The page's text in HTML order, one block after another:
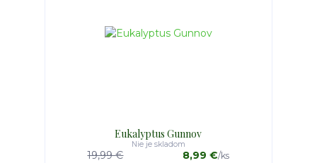
Eukalyptus Gunnov
19,99 € 8,99 €/ks
Nie je skladom